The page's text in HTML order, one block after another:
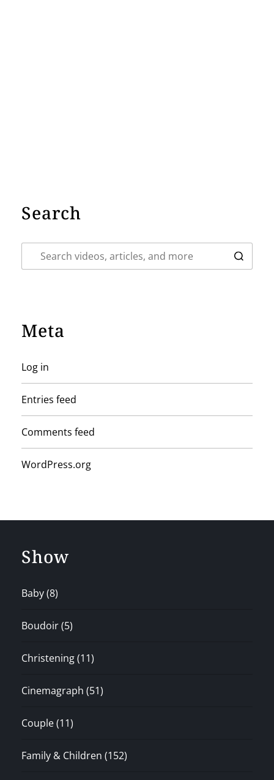
Search
Meta
Log in
Entries feed
Comments feed
WordPress.org
Show
Baby(8)
Boudoir(5)
Christening(11)
Cinemagraph (51)
Couple(11)
Family & Children (152)